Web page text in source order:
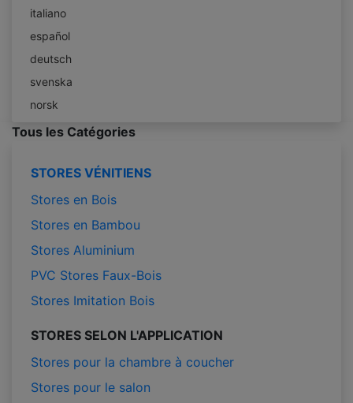
italiano
español
deutsch
svenska
norsk
Tous les Catégories
STORES VÉNITIENS
Stores en Bois
Stores en Bambou
Stores Aluminium
PVC Stores Faux-Bois
Stores Imitation Bois
STORES SELON L'APPLICATION
Stores pour la chambre à coucher
Stores pour le salon